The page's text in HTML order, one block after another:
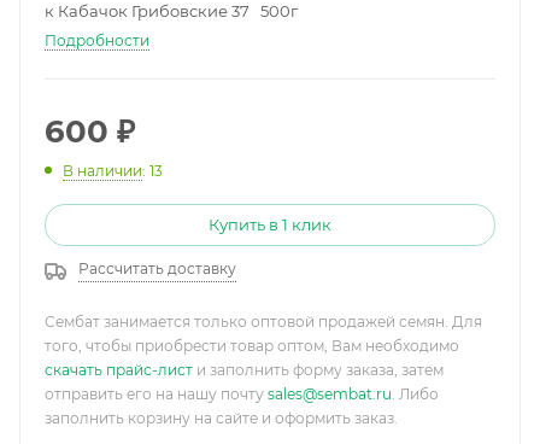
к Кабачок Грибовские 37 500г
Подробности
600 ₽
В наличии: 13
Купить в 1 клик
Рассчитать доставку
Сембат занимается только оптовой продажей семян. Для
того, чтобы приобрести товар оптом, Вам необходимо
скачать прайс-лист и заполнить форму заказа, затем
отправить его на нашу почту sales@sembat.ru. Либо
заполнить корзину на сайте и оформить заказ.